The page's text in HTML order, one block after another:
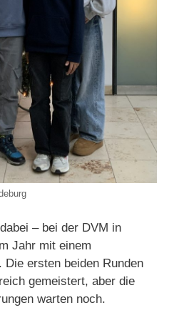
– bei der DVM in
Jahr mit einem
Die ersten beiden Runden
gemeistert, aber die
warten noch.